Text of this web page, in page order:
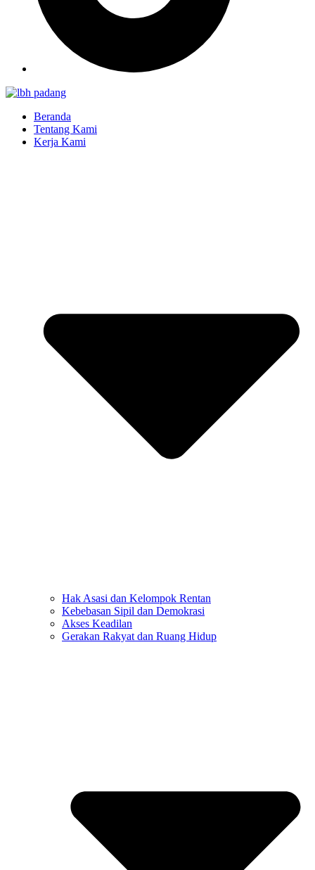
Beranda
Tentang Kami
Kerja Kami
Hak Asasi dan Kelompok Rentan
Kebebasan Sipil dan Demokrasi
Akses Keadilan
Gerakan Rakyat dan Ruang Hidup